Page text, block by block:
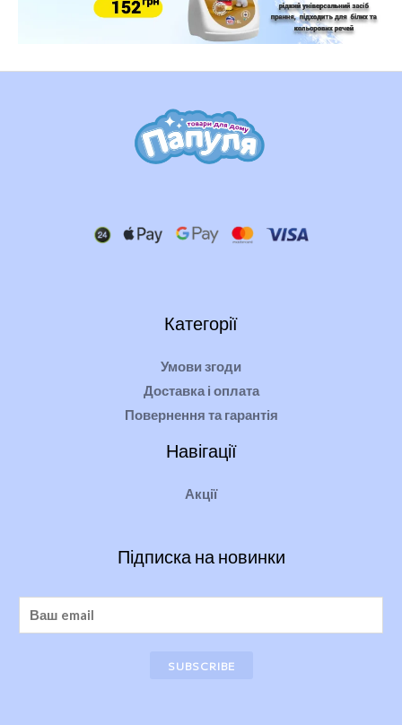
Категорії
Умови згоди
Доставка і оплата
Повернення та гарантія
Навігації
Акції
Підписка на новинки
SUBSCRIBE